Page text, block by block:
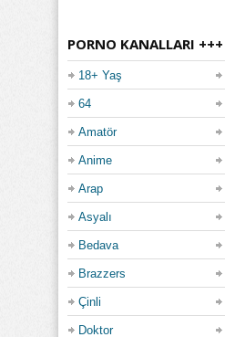
PORNO KANALLARI +++
18+ Yaş
64
Amatör
Anime
Arap
Asyalı
Bedava
Brazzers
Çinli
Doktor